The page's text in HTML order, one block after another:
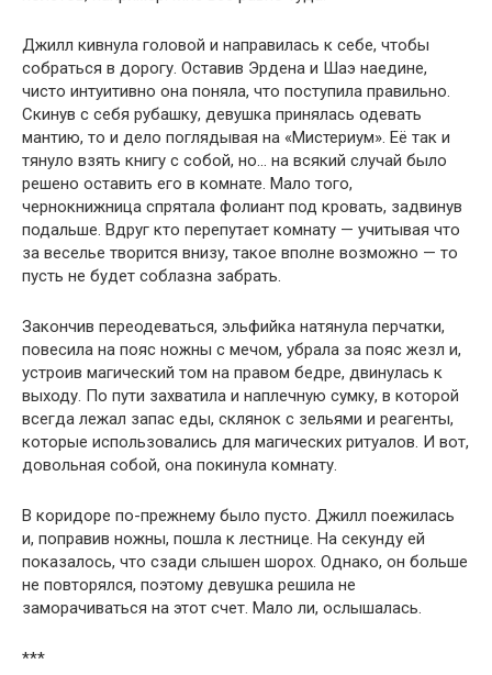
Джилл кивнула головой и направилась к себе, чтобы
собраться в дорогу. Оставив Эрдена и Шаэ наедине,
чисто интуитивно она поняла, что поступила правильно.
Скинув с себя рубашку, девушка принялась одевать
мантию, то и дело поглядывая на «Мистериум». Её так и
тянуло взять книгу с собой, но… на всякий случай было
решено оставить его в комнате. Мало того,
чернокнижница спрятала фолиант под кровать, задвинув
подальше. Вдруг кто перепутает комнату — учитывая что
за веселье творится внизу, такое вполне возможно — то
пусть не будет соблазна забрать.
Закончив переодеваться, эльфийка натянула перчатки,
повесила на пояс ножны с мечом, убрала за пояс жезл и,
устроив магический том на правом бедре, двинулась к
выходу. По пути захватила и наплечную сумку, в которой
всегда лежал запас еды, склянок с зельями и реагенты,
которые использовались для магических ритуалов. И вот,
довольная собой, она покинула комнату.
В коридоре по-прежнему было пусто. Джилл поежилась
и, поправив ножны, пошла к лестнице. На секунду ей
показалось, что сзади слышен шорох. Однако, он больше
не повторялся, поэтому девушка решила не
заморачиваться на этот счет. Мало ли, ослышалась.
***